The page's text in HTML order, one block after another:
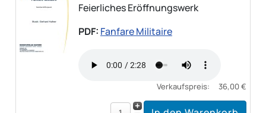
Feierliches Eröffnungswerk
PDF: Fanfare Militaire
Verkaufspreis: 36,00 €